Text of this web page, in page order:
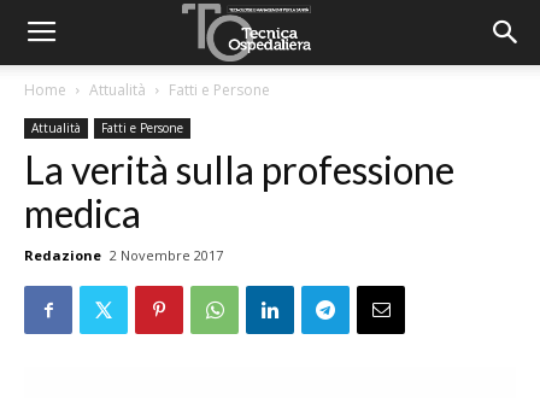
Home Attualità Fatti e Persone
Attualità Fatti e Persone
La verità sulla professione
medica
Redazione 2 Novembre 2017